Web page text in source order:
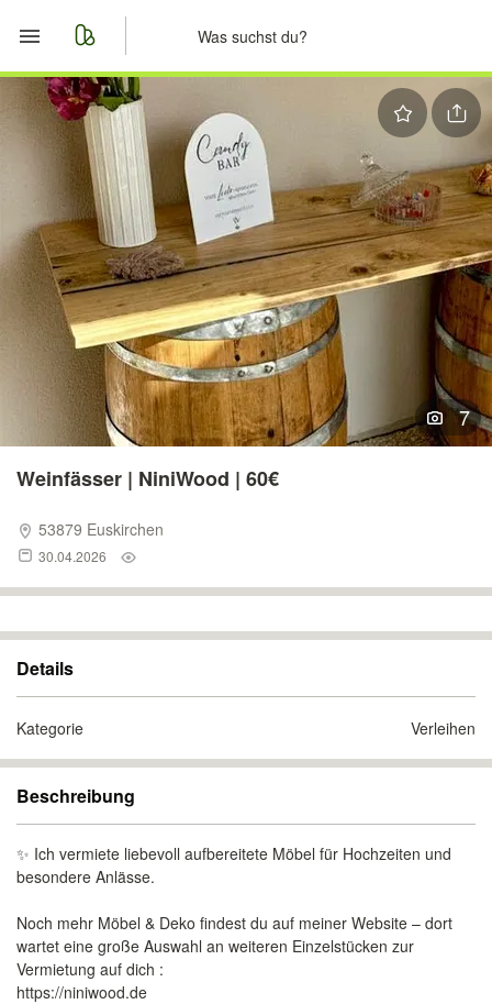
Start
Merkliste
Nachrichten
Anzeige aufgeben
7
Weinfässer | NiniWood | 60€
53879 Euskirchen
30.04.2026
Details
Kategorie Verleihen
Beschreibung
✨ Ich vermiete liebevoll aufbereitete Möbel für Hochzeiten und
besondere Anlässe.
Noch mehr Möbel & Deko findest du auf meiner Website – dort
wartet eine große Auswahl an weiteren Einzelstücken zur
Vermietung auf dich :
https://niniwood.de